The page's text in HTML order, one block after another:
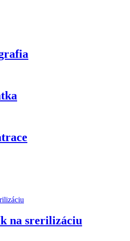
na srerilizáciu